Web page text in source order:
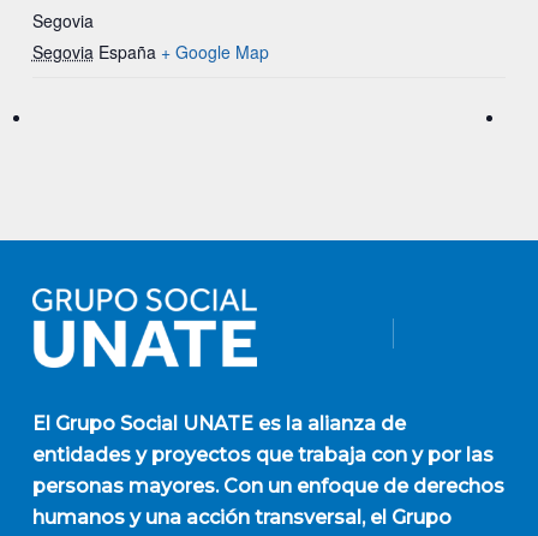
Segovia
Segovia España + Google Map
El Grupo Social UNATEes la alianza de
entidades y proyectos que trabaja con y por las
personas mayores. Con un enfoque de derechos
humanos y una acción transversal, el Grupo